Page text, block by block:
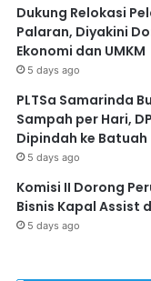
Dukung Relokasi
Palaran, Diyakini
Ekonomi dan UMKM
5 days ago
PLTSa Samarinda
Sampah per Hari,
Dipindah ke Batuah
5 days ago
Komisi II Dorong
Bisnis Kapal Assist
5 days ago